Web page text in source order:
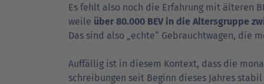
Es fehlt also noch die Erfahrung mit älteren
weile über 80.000 BEV in die Alters­gruppe
Das sind also „echte“ Gebraucht­wagen, die
Auffällig ist in diesem Kontext, dass die
schreibungen seit Beginn dieses Jahres